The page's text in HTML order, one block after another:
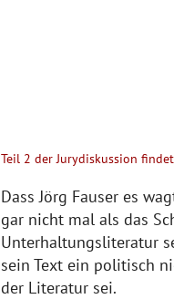
Teil 2 der Jurydiskussion
Dass Jörg Fauser es
gar nicht mal als das
Unterhaltungsliteratur
sein Text ein politisch
der Literatur sei.